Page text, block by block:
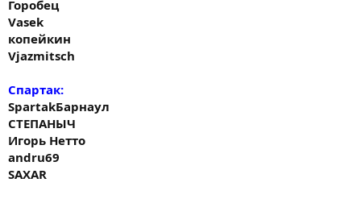
Горобец
Vasek
копейкин
Vjazmitsch
Спартак:
SpartakБарнаул
СТЕПАНЫЧ
Игорь Нетто
andru69
SAXAR